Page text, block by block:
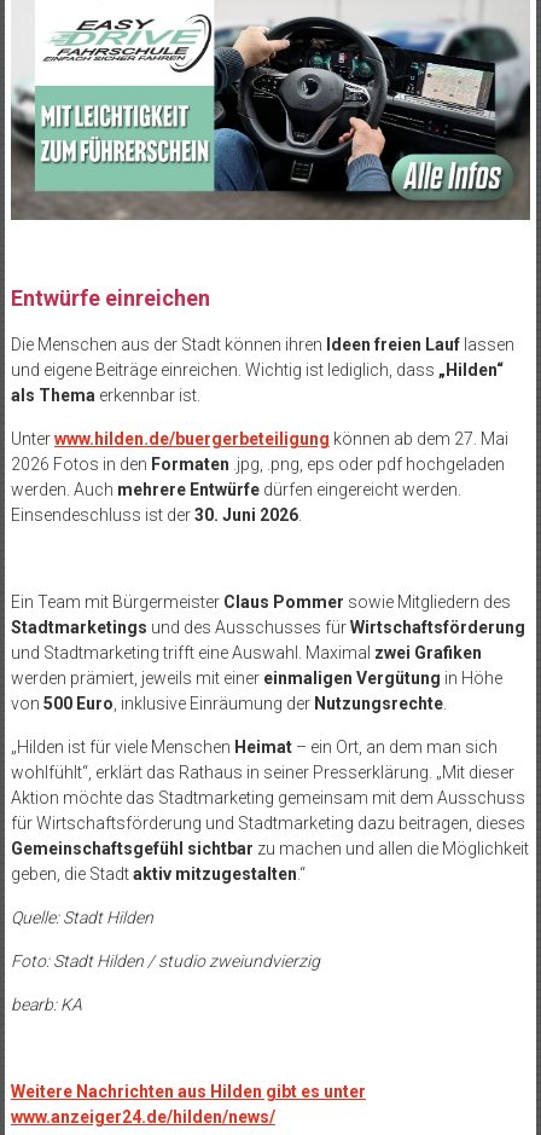
Entwürfe einreichen
Die Menschen aus der Stadt können ihren Ideen freien Lauflassen
und eigene Beiträge einreichen. Wichtig ist lediglich, dass „Hilden“
als Thema erkennbar ist.
Unterwww.hilden.de/buergerbeteiligung können ab dem 27. Mai
2026 Fotos in den Formaten .jpg, .png, eps oder pdf hochgeladen
werden. Auch mehrere Entwürfedürfen eingereicht werden.
Einsendeschluss ist der30. Juni 2026.
Ein Team mit Bürgermeister Claus Pommer sowie Mitgliedern des
Stadtmarketings und des Ausschusses fürWirtschaftsförderung
und Stadtmarketing trifft eine Auswahl. Maximal zwei Grafiken
werden prämiert, jeweils mit einer einmaligen Vergütung in Höhe
von 500 Euro , inklusive Einräumung der Nutzungsrechte.
„Hilden ist für viele Menschen Heimat– ein Ort, an dem man sich
wohlfühlt“, erklärt das Rathaus in seiner Presserklärung. „Mit dieser
Aktion möchte das Stadtmarketing gemeinsam mit dem Ausschuss
für Wirtschaftsförderung und Stadtmarketing dazu beitragen, dieses
Gemeinschaftsgefühl sichtbar zu machen und allen die Möglichkeit
geben, die Stadtaktiv mitzugestalten .“
Quelle: Stadt Hilden
Foto: Stadt Hilden / studio zweiundvierzig
bearb: KA
Weitere Nachrichten aus Hilden gibt es unter
www.anzeiger24.de/hilden/news/